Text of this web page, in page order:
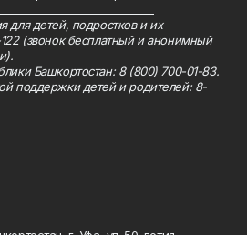
для детей, подростков и их
(звонок бесплатный и анонимный
Башкортостан: 8 (800) 700-01-83.
поддержки детей и родителей: 8-